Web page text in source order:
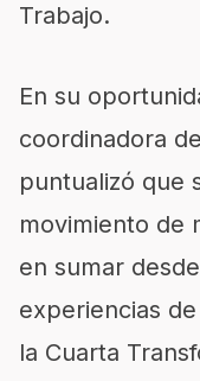
Trabajo.
En su
coordinadora
puntualizó
movimiento de
en sumar
experiencias
la Cuarta